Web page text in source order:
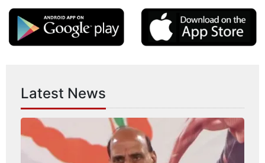
Latest News